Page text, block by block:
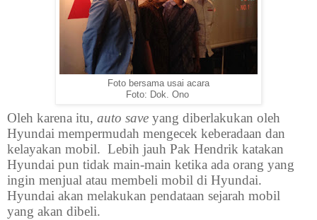
Foto bersama usai acara
Foto: Dok. Ono
Oleh karena itu, auto save yang diberlakukan oleh
Hyundai mempermudah mengecek keberadaan dan
kelayakan mobil. Lebih jauh Pak Hendrik katakan
Hyundai pun tidak main-main ketika ada orang yang
ingin menjual atau membeli mobil di Hyundai.
Hyundai akan melakukan pendataan sejarah mobil
yang akan dibeli.